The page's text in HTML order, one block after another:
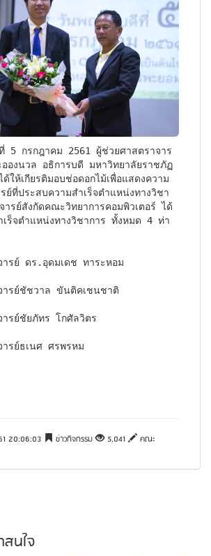
องนวล อธิการบดี มหาวิทยาลัยราชภัฏ
ให้เกียรติมอบช่อดอกไม้เพื่อแสดงความ
ที่ประสบความสำเร็จตำแหน่งทางวิชา
รย์สังกัดคณะวิทยาการคอมพิวเตอร์ ได้
เร็จตำแหน่งทางวิชาการ ทั้งหมด 4 ท่า
ารย์ ดร.อุดมเดช ทาระหอม
ารย์ชัชวาล ขันติคเชนชาติ
ารย์ชัยภัทร โกศัลวิตร
ารย์ธเนศ ศรพรหม
20:06:03 ข่าวกิจกรรม 5,041
คณะ
นใจ